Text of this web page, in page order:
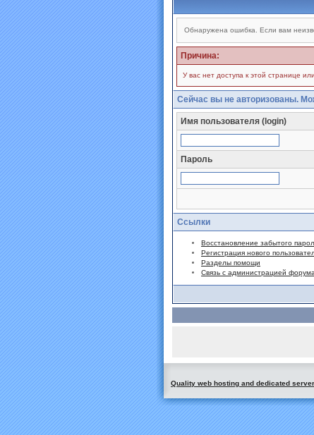
Обнаружена ошибка. Если вам
Причина:
У вас нет доступа к этой странице
Сейчас вы не авторизованы.
Имя пользователя (login)
Пароль
Ссылки
Восстановление забытого
Регистрация нового
Разделы помощи
Связь с администрацией форума
Quality web hosting and dedicated